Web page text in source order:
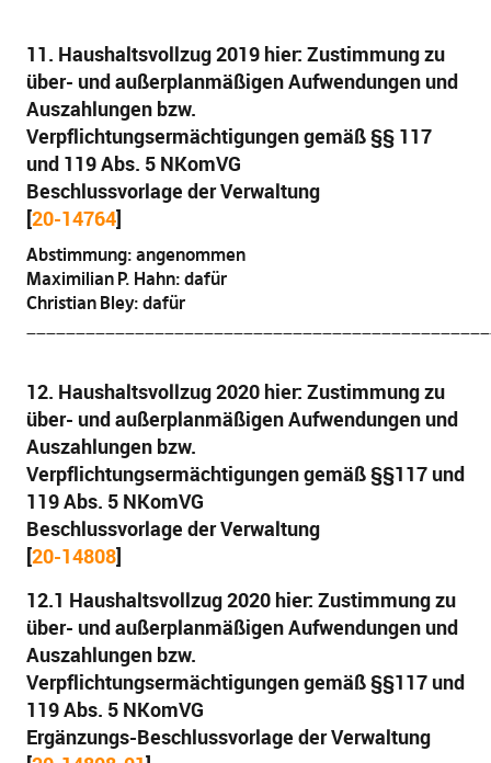
11. Haushaltsvollzug 2019 hier: Zustimmung zu
über- und außerplanmäßigen Aufwendungen und
Auszahlungen bzw.
Verpflichtungsermächtigungen gemäß §§ 117
und 119 Abs. 5 NKomVG
Beschlussvorlage der Verwaltung
[20-14764]
Abstimmung: angenommen
Maximilian P. Hahn: dafür
Christian Bley: dafür
12. Haushaltsvollzug 2020 hier: Zustimmung zu
über- und außerplanmäßigen Aufwendungen und
Auszahlungen bzw.
Verpflichtungsermächtigungen gemäß §§117 und
119 Abs. 5 NKomVG
Beschlussvorlage der Verwaltung
[20-14808]
12.1 Haushaltsvollzug 2020 hier: Zustimmung zu
über- und außerplanmäßigen Aufwendungen und
Auszahlungen bzw.
Verpflichtungsermächtigungen gemäß §§117 und
119 Abs. 5 NKomVG
Ergänzungs-Beschlussvorlage der Verwaltung